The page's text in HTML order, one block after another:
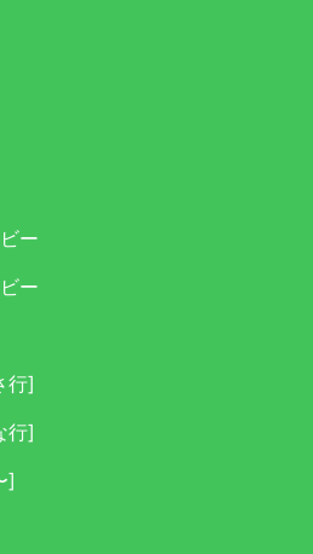
ー
ー
行]
行]
]